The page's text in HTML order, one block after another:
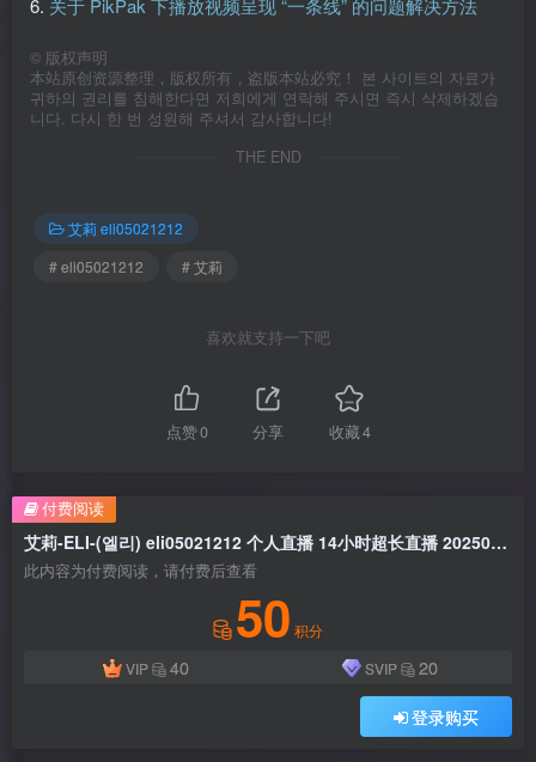
© 版权声明
本站原创资源整理，版权所有，盗版本站必究！ 본 사이트의 자료가
귀하의 권리를 침해한다면 저희에게 연락해 주시면 즉시 삭제하겠습
니다. 다시 한 번 성원해 주셔서 감사합니다!
THE END
艾莉 eli05021212
# eli05021212
# 艾莉
喜欢就支持一下吧
点赞0 分享 收藏4
艾莉-ELI-(엘리) eli05021212 个人直播 14小时超长直播 20250405 [2V/15.5G]
此内容为付费阅读，请付费后查看
50 积分
VIP
40 SVIP 20
登录购买
付费阅读